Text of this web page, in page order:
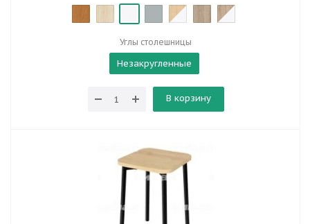
Углы столешницы
Незакругленные
В корзину